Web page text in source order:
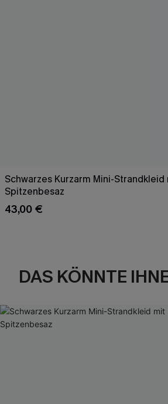
Schwarzes Kurzarm Mini-Strandkleid
Spitzenbesaz
43,00 €
DAS KÖNNTE